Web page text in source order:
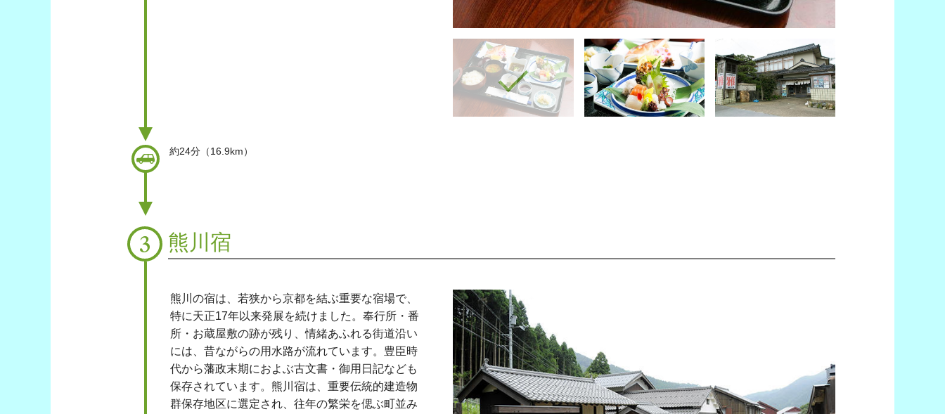
車
約24分（16.9km）
3 熊川宿
熊川の宿は、若狭から京都を結ぶ重要な宿場で、
特に天正17年以来発展を続けました。奉行所・番
所・お蔵屋敷の跡が残り、情緒あふれる街道沿い
には、昔ながらの用水路が流れています。豊臣時
代から藩政末期におよぶ古文書・御用日記なども
保存されています。熊川宿は、重要伝統的建造物
群保存地区に選定され、往年の繁栄を偲ぶ町並み